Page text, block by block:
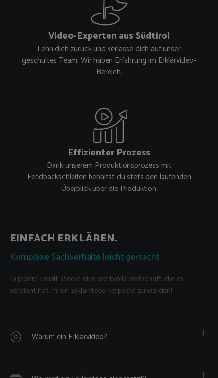
Video-Experten aus Südtirol
Lehn dich zurück und verlasse dich auf unser
geschultes Team. Wir haben Erfahrung im Erklärvideo-
Bereich.
Effizienter Prozess
Dank unserem Produktionsprozess mit
Feedbackschleifen behältst du stets den laufenden
Überblick über die Produktion.
EINFACH ERKLÄREN.
Komplexe Sachverhalte leicht gemacht
In jedem Inhalt steckt eine wertvolle Botschaft, die es
verdient hat, in ein Erklärvideo verpackt zu werden!
Warum ein Erklärvideo?
Komplexe Sachverhalte auf den Punkt gebracht